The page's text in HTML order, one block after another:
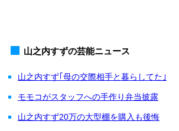
山之内すずの芸能ニュース
山之内すず｢母の交際相手と暮らしてた｣
モモコがスタッフへの手作り弁当披露
山之内すず20万の大型棚を購入も後悔